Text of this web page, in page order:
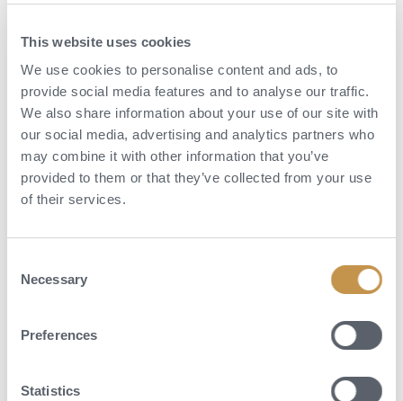
This website uses cookies
We use cookies to personalise content and ads, to
provide social media features and to analyse our traffic.
We also share information about your use of our site with
our social media, advertising and analytics partners who
may combine it with other information that you’ve
provided to them or that they’ve collected from your use
of their services.
Selection
Necessary
Preferences
Statistics
Hosté mohou navštívit národní park Timanfaya, vinařské oblasti La
Geria s unikátními vulkanickými vinicemi nebo slavné pláže Papagayo.
soukromé degustace vín, surfing, cyklistika nebo lodní výlety podél
pobřeží s pozorováním delfínů. Samotný hotel nabízí klidné zóny pro
stráveném objevováním ostrova.